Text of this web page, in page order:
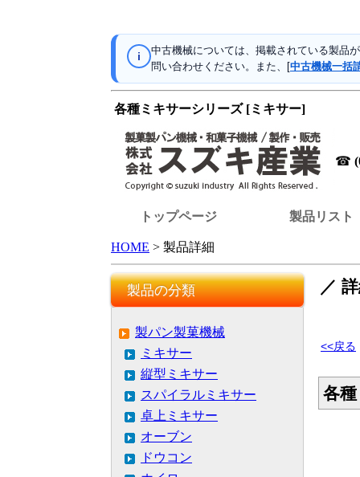
i 中古機械については、掲載されている製品
問い合わせください。また、[中古機械一括
各種ミキサーシリーズ [ミキサー]
☎
トップページ 製品リスト
HOME > 製品詳細
製品の分類
製パン製菓機械
ミキサー
縦型ミキサー
スパイラルミキサー
卓上ミキサー
オーブン
ドウコン
／
<<戻る
各